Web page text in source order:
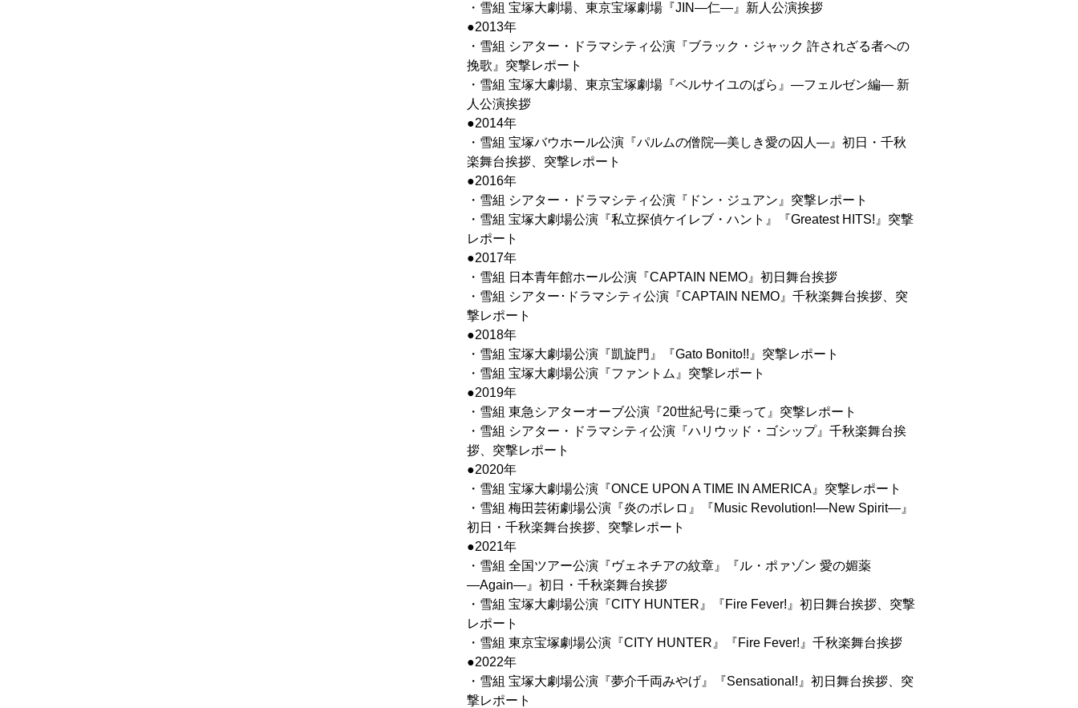
・雪組 宝塚大劇場、東京宝塚劇場『JIN―仁―』新人公演挨拶
●2013年
・雪組 シアター・ドラマシティ公演『ブラック・ジャック 許されざる者への
挽歌』突撃レポート
・雪組 宝塚大劇場、東京宝塚劇場『ベルサイユのばら』―フェルゼン編― 新
人公演挨拶
●2014年
・雪組 宝塚バウホール公演『パルムの僧院―美しき愛の囚人―』初日・千秋
楽舞台挨拶、突撃レポート
●2016年
・雪組 シアター・ドラマシティ公演『ドン・ジュアン』突撃レポート
・雪組 宝塚大劇場公演『私立探偵ケイレブ・ハント』『Greatest HITS!』突撃
レポート
●2017年
・雪組 日本青年館ホール公演『CAPTAIN NEMO』初日舞台挨拶
・雪組 シアター･ドラマシティ公演『CAPTAIN NEMO』千秋楽舞台挨拶、突
撃レポート
●2018年
・雪組 宝塚大劇場公演『凱旋門』『Gato Bonito!!』突撃レポート
・雪組 宝塚大劇場公演『ファントム』突撃レポート
●2019年
・雪組 東急シアターオーブ公演『20世紀号に乗って』突撃レポート
・雪組 シアター・ドラマシティ公演『ハリウッド・ゴシップ』千秋楽舞台挨
拶、突撃レポート
●2020年
・雪組 宝塚大劇場公演『ONCE UPON A TIME IN AMERICA』突撃レポート
・雪組 梅田芸術劇場公演『炎のボレロ』『Music Revolution!―New Spirit―』
初日・千秋楽舞台挨拶、突撃レポート
●2021年
・雪組 全国ツアー公演『ヴェネチアの紋章』『ル・ポァゾン 愛の媚薬
―Again―』初日・千秋楽舞台挨拶
・雪組 宝塚大劇場公演『CITY HUNTER』『Fire Fever!』初日舞台挨拶、突撃
レポート
・雪組 東京宝塚劇場公演『CITY HUNTER』『Fire Fever!』千秋楽舞台挨拶
●2022年
・雪組 宝塚大劇場公演『夢介千両みやげ』『Sensational!』初日舞台挨拶、突
撃レポート